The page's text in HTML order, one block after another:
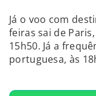
Já o voo com
feiras sai de
15h50. Já a
portuguesa, às